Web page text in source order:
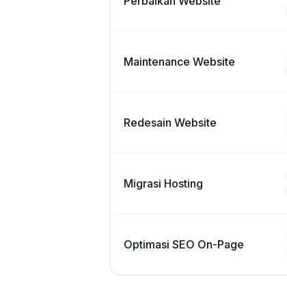
Maintenance Website
Redesain Website
Migrasi Hosting
Optimasi SEO On-Page